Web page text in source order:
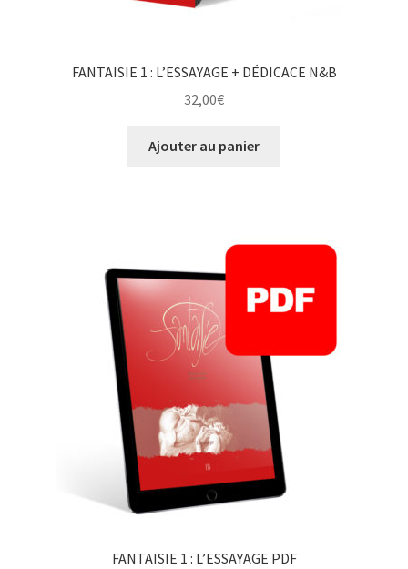
FANTAISIE 1 : L’ESSAYAGE + DÉDICACE N&B
32,00€
Ajouter au panier
FANTAISIE 1 : L’ESSAYAGE PDF